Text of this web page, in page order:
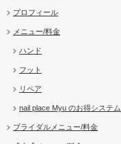
プロフィール
メニュー/料金
ハンド
フット
リペア
nail place Myu のお得システム
ブライダルメニュー/料金